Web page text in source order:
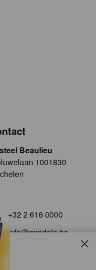
Beaulieu
1001830
+32 2 616 0000
info@gondola.be
ons op